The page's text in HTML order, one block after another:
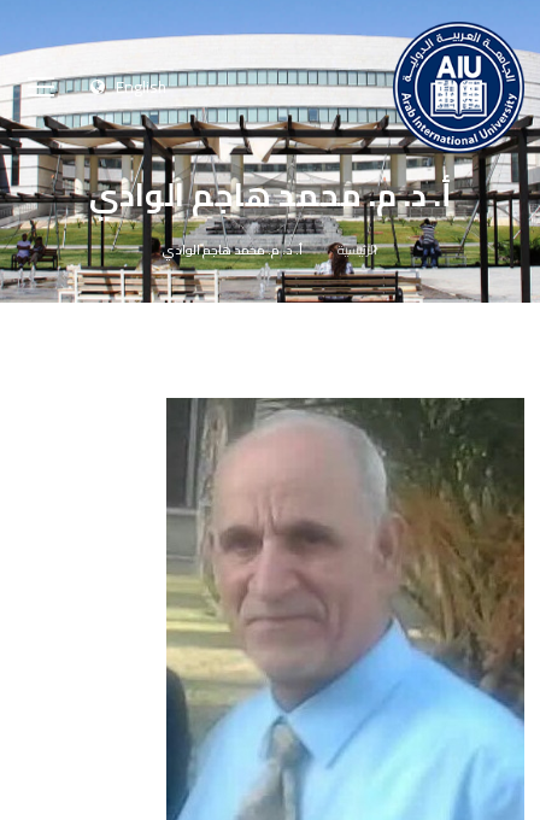
English
أ. د. م. محمد هاجم الوادي
الرئيسية أ. د. م. محمد هاجم الوادي